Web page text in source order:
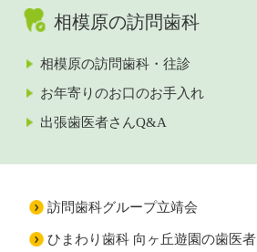
相模原の訪問歯科
相模原の訪問歯科・往診
お年寄りのお口のお手入れ
出張歯医者さんQ&A
訪問歯科グループ立靖会
ひまわり歯科 向ヶ丘遊園の歯医者